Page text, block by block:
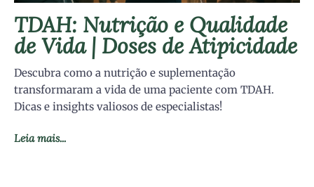
TDAH: Nutrição e Qualidade
de Vida | Doses de Atipicidade
Descubra como a nutrição e suplementação
transformaram a vida de uma paciente com TDAH.
Dicas e insights valiosos de especialistas!
Leia mais...